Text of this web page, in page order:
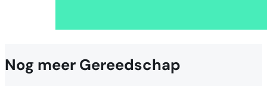
Nog meer Gereedschap